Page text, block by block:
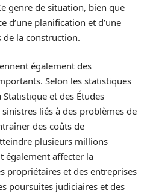
genre de situation, bien que
d’une planification et d’une
la construction.
également des
Selon les statistiques
et des Études
sinistres liés à des problèmes de
des coûts de
plusieurs millions
également affecter la
propriétaires et des entreprises
poursuites judiciaires et des